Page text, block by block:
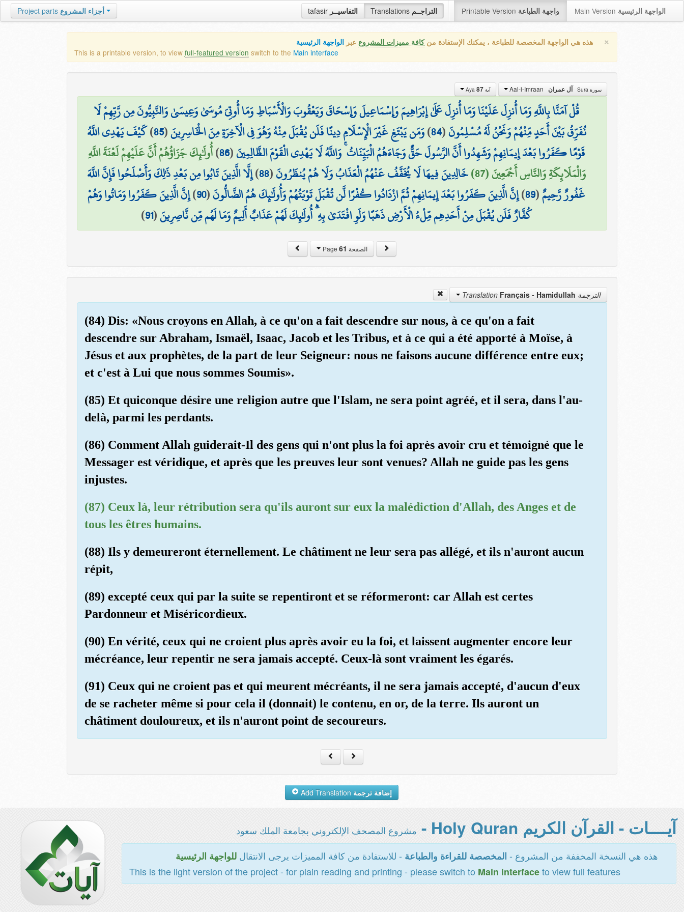
tafasir التفاسيــر Translations التراجــم Printable Version واجهة الطباعة Main Version الواجهة الرئيسية Project parts أجزاء المشروع
× هذه هي الواجهة المخصصة للطباعة ، يمكنك الإستفادة منكافة مميزات المشروع عبر الواجهة الرئيسية
This is a printable version, to view full-featured version switch to the Main interface
سورة Sura آل عمران آية Aya 87
قُلْ آمَنَّا بِاللَّهِ وَمَا أُنزِلَ عَلَيْنَا وَمَا أُنزِلَ عَلَىٰ إِبْرَاهِيمَ وَإِسْمَاعِيلَ وَإِسْحَاقَ وَيَعْقُوبَ وَالْأَسْبَاطِ وَمَا أُوتِيَ مُوسَىٰ وَعِيسَىٰ وَالنَّبِيُّونَ مِن رَّبِّهِمْ لَا
نُفَرِّقُ بَيْنَ أَحَدٍ مِّنْهُمْ وَنَحْنُ لَهُ مُسْلِمُونَ(
84
)وَمَن يَبْتَغِ غَيْرَ الْإِسْلَامِ دِينًا فَلَن يُقْبَلَ مِنْهُ وَهُوَ فِي الْآخِرَةِ مِنَ الْخَاسِرِينَ(
85
)كَيْفَ يَهْدِي اللَّهُ
قَوْمًا كَفَرُوا بَعْدَ إِيمَانِهِمْ وَشَهِدُوا أَنَّ الرَّسُولَ حَقٌّ وَجَاءَهُمُ الْبَيِّنَاتُ ۚ وَاللَّهُ لَا يَهْدِي الْقَوْمَ الظَّالِمِينَ(
86
)أُولَٰئِكَ جَزَاؤُهُمْ أَنَّ عَلَيْهِمْ لَعْنَةَ اللَّهِ
وَالْمَلَائِكَةِ وَالنَّاسِ أَجْمَعِينَ (87)
خَالِدِينَ فِيهَا لَا يُخَفَّفُ عَنْهُمُ الْعَذَابُ وَلَا هُمْ يُنظَرُونَ(
88
)إِلَّا الَّذِينَ تَابُوا مِن بَعْدِ ذَٰلِكَ وَأَصْلَحُوا فَإِنَّ اللَّهَ
غَفُورٌ رَّحِيمٌ(
89
)إِنَّ الَّذِينَ كَفَرُوا بَعْدَ إِيمَانِهِمْ ثُمَّ ازْدَادُوا كُفْرًا لَّن تُقْبَلَ تَوْبَتُهُمْ وَأُولَٰئِكَ هُمُ الضَّالُّونَ(
90
)إِنَّ الَّذِينَ كَفَرُوا وَمَاتُوا وَهُمْ
كُفَّارٌ فَلَن يُقْبَلَ مِنْ أَحَدِهِم مِّلْءُ الْأَرْضِ ذَهَبًا وَلَوِ افْتَدَىٰ بِهِ ۗ أُولَٰئِكَ لَهُمْ عَذَابٌ أَلِيمٌ وَمَا لَهُم مِّن نَّاصِرِينَ(
91
)
الصفحة Page 61
الترجمة Translation Français - Hamidullah
(84) Dis: «Nous croyons en Allah, à ce qu'on a fait descendre sur nous, à ce qu'on a fait
descendre sur Abraham, Ismaël, Isaac, Jacob et les Tribus, et à ce qui a été apporté à Moïse, à
Jésus et aux prophètes, de la part de leur Seigneur: nous ne faisons aucune différence entre eux;
et c'est à Lui que nous sommes Soumis».
(85) Et quiconque désire une religion autre que l'Islam, ne sera point agréé, et il sera, dans l'au-
delà, parmi les perdants.
(86) Comment Allah guiderait-Il des gens qui n'ont plus la foi après avoir cru et témoigné que le
Messager est véridique, et après que les preuves leur sont venues? Allah ne guide pas les gens
injustes.
(87) Ceux là, leur rétribution sera qu'ils auront sur eux la malédiction d'Allah, des Anges et de
tous les êtres humains.
(88) Ils y demeureront éternellement. Le châtiment ne leur sera pas allégé, et ils n'auront aucun
répit,
(89) excepté ceux qui par la suite se repentiront et se réformeront: car Allah est certes
Pardonneur et Miséricordieux.
(90) En vérité, ceux qui ne croient plus après avoir eu la foi, et laissent augmenter encore leur
mécréance, leur repentir ne sera jamais accepté. Ceux-là sont vraiment les égarés.
(91) Ceux qui ne croient pas et qui meurent mécréants, il ne sera jamais accepté, d'aucun d'eux
de se racheter même si pour cela il (donnait) le contenu, en or, de la terre. Ils auront un
châtiment douloureux, et ils n'auront point de secoureurs.
إضافة ترجمة
آيــــات - القرآن الكريم Holy Quran - مشروع المصحف الإلكتروني بجامعة الملك سعود
هذه هي النسخة المخففة من المشروع - المخصصة للقراءة والطباعة - للاستفادة من كافة المميزات يرجى الانتقالللواجهة الرئيسية
This is the light version of the project - for plain reading and printing - please switch to Main interfaceto view full features